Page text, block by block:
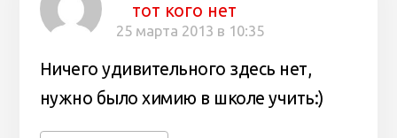
тот кого нет
25 марта 2013 в 10:35
Ничего удивительного здесь нет,
нужно было химию в школе учить:)